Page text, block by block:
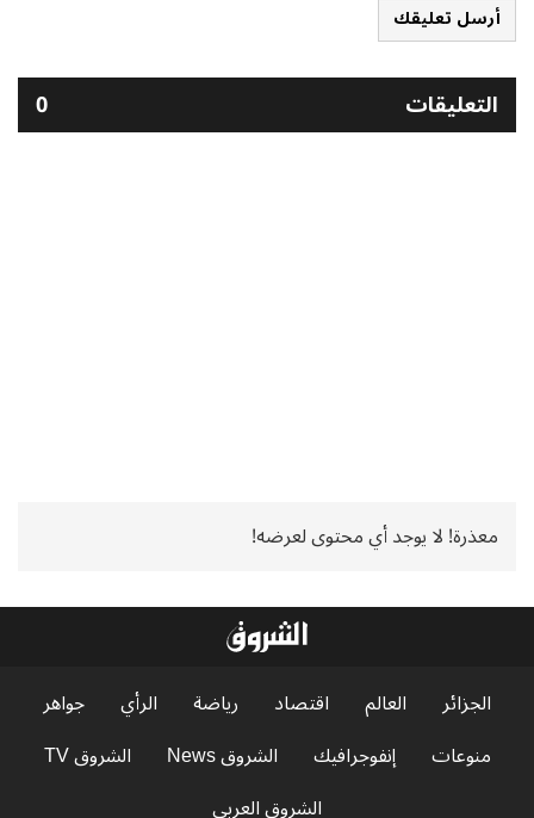
أرسل تعليقك
التعليقات 0
معذرة! لا يوجد أي محتوى لعرضه!
الجزائر العالم اقتصاد رياضة الرأي
جواهر
منوعات
إنفوجرافيك الشروق News
الشروق TV
الشروق العربي